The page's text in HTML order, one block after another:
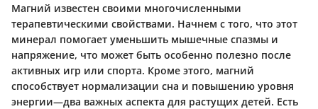
Магний известен своими многочисленными
терапевтическими свойствами. Начнем с того, что этот
минерал помогает уменьшить мышечные спазмы и
напряжение, что может быть особенно полезно после
активных игр или спорта. Кроме этого, магний
способствует нормализации сна и повышению уровня
энергии—два важных аспекта для растущих детей. Есть